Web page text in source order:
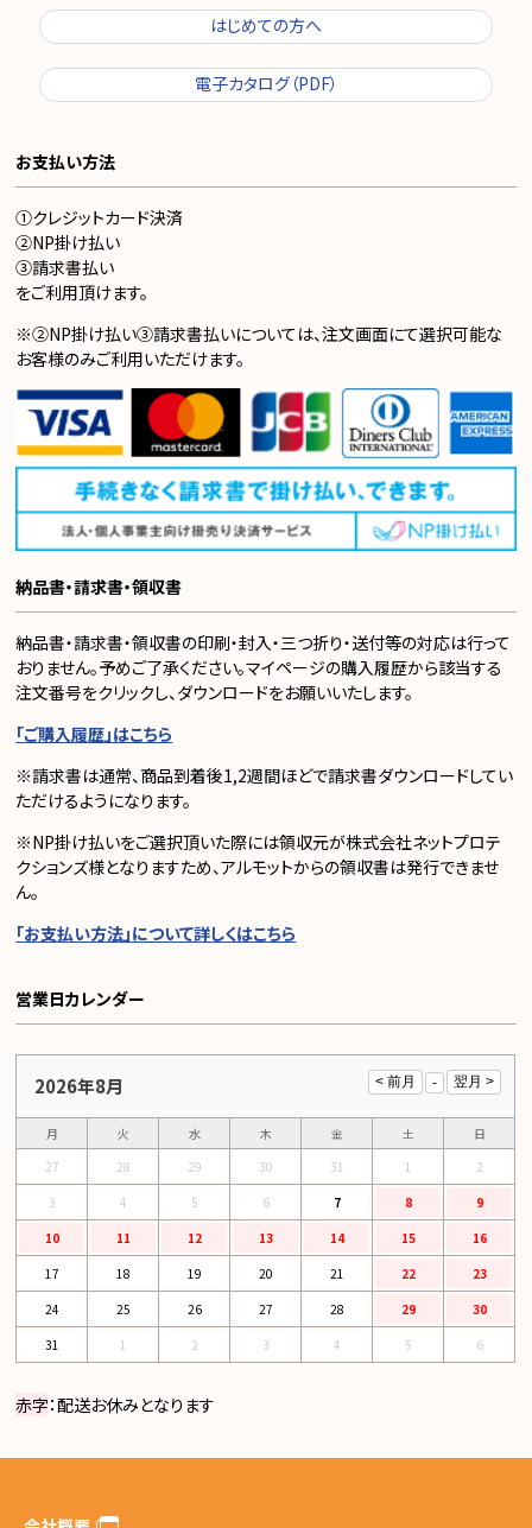
はじめての方へ
電子カタログ（PDF）
お支払い方法
①クレジットカード決済
②NP掛け払い
③請求書払い
をご利用頂けます。
※②NP掛け払い③請求書払いについては、注文画面にて選択可能な
お客様のみご利用いただけます。
納品書・請求書・領収書
納品書・請求書・領収書の印刷・封入・三つ折り・送付等の対応は行って
おりません。予めご了承ください。マイページの購入履歴から該当する
注文番号をクリックし、ダウンロードをお願いいたします。
「ご購入履歴」はこちら
※請求書は通常、商品到着後1,2週間ほどで請求書ダウンロードしてい
ただけるようになります。
※NP掛け払いをご選択頂いた際には領収元が株式会社ネットプロテ
クションズ様となりますため、アルモットからの領収書は発行できませ
ん。
「お支払い方法」について詳しくはこちら
営業日カレンダー
2026年8月
月 火 水 木 金 土
日
27
28 29 30 31 1
2
3
4 5 6 7 8
9
10
11 12 13 14 15
16
17
18 19 20 21 22
23
24
25 26 27 28 29
30
31
1 2 3 4 5 6
赤字：配送お休みとなります